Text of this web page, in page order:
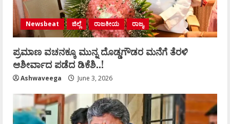
Newsbeat ಜಿಲ್ಲೆ ರಾಜಕೀಯ ರಾಜ್ಯ
ಪ್ರಮಾಣ ವಚನಕ್ಕೂ ಮುನ್ನ ದೊಡ್ಡಗೌಡರ ಮನೆಗೆ ತೆರಳಿ
ಆಶೀರ್ವಾದ ಪಡೆದ ಡಿಕೆಶಿ..!
Ashwaveega June 3, 2026